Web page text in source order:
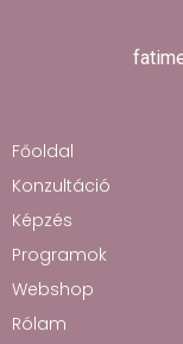
Főoldal
Konzultáció
Képzés
Programok
Webshop
Rólam